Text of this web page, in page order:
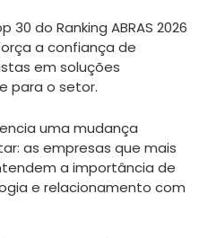
do Ranking ABRAS 2026
a confiança de
em soluções
para o setor.
uma mudança
as empresas que mais
a importância de
e relacionamento com